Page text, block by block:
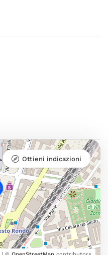
Ottieni indicazioni